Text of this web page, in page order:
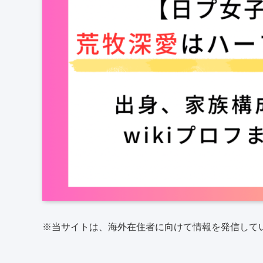
※当サイトは、海外在住者に向けて情報を発信して